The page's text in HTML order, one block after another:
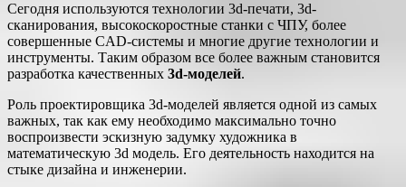
Сегодня используются технологии 3d-печати, 3d-
сканирования, высокоскоростные станки с ЧПУ, более
совершенные CAD-системы и многие другие технологии и
инструменты. Таким образом все более важным становится
разработка качественных 3d-моделей.
Роль проектировщика 3d-моделей является одной из самых
важных, так как ему необходимо максимально точно
воспроизвести эскизную задумку художника в
математическую 3d модель. Его деятельность находится на
стыке дизайна и инженерии.